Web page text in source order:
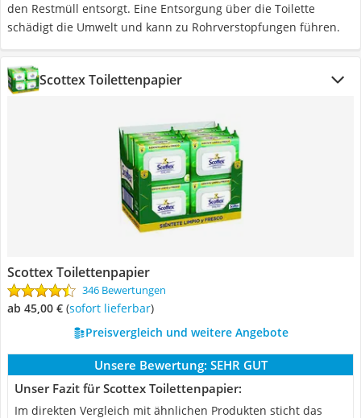
den Restmüll entsorgt. Eine Entsorgung über die Toilette
schädigt die Umwelt und kann zu Rohrverstopfungen führen.
Scottex Toilettenpapier
Scottex Toilettenpapier
346 Bewertungen
ab 45,00 € ( Sofort lieferbar)
Preisvergleich und weitere Angebote
Unsere Bewertung: SEHR GUT
Unser Fazit für Scottex Toilettenpapier:
Im direkten Vergleich mit ähnlichen Produkten sticht das